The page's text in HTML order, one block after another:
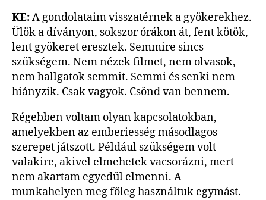
KE:A gondolataim visszatérnek a gyökerekhez.
Ülök a díványon, sokszor órákon át, fent kötök,
lent gyökeret eresztek. Semmire sincs
szükségem. Nem nézek filmet, nem olvasok,
nem hallgatok semmit. Semmi és senki nem
hiányzik. Csak vagyok. Csönd van bennem.
Régebben voltam olyan kapcsolatokban,
amelyekben az emberiesség másodlagos
szerepet játszott. Például szükségem volt
valakire, akivel elmehetek vacsorázni, mert
nem akartam egyedül elmenni. A
munkahelyen meg főleg használtuk egymást.